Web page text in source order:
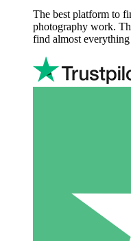
The best platform to
photography work.
find almost